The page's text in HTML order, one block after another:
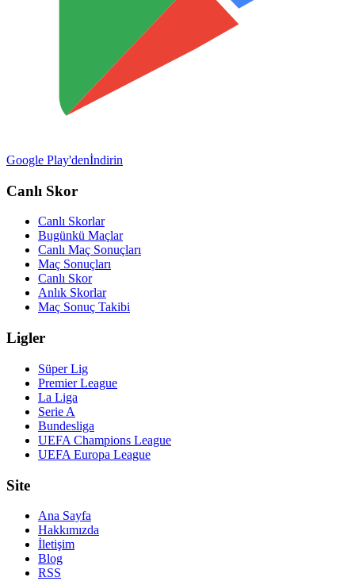
Google Play'denİndirin
Canlı Skor
Canlı Skorlar
Bugünkü Maçlar
Canlı Maç Sonuçları
Maç Sonuçları
Canlı Skor
Anlık Skorlar
Maç Sonuç Takibi
Ligler
Süper Lig
Premier League
La Liga
Serie A
Bundesliga
UEFA Champions League
UEFA Europa League
Site
Ana Sayfa
Hakkımızda
İletişim
Blog
RSS